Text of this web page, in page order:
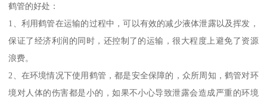
鹤管的好处：
1、利用鹤管在运输的过程中，可以有效的减少液体泄露以及挥发，
保证了经济利润的同时，还控制了的运输，很大程度上避免了资源
浪费。
2、在环境情况下使用鹤管，都是安全保障的，众所周知，鹤管对环
境对人体的伤害都是小的，如果不小心导致泄露会造成严重的环境